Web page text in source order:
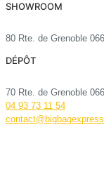
SHOWROOM
80 Rte. de Grenoble
DÉPÔT
70 Rte. de Grenoble
04 93 73 11 54